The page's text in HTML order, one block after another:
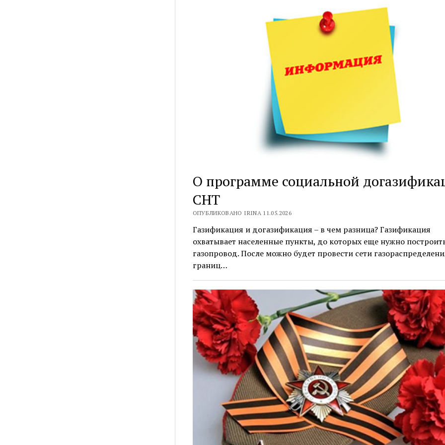
О программе социальной
СНТ
ОПУБЛИКОВАНО IRINA 11.05.2026
Газификация и догазификация – в чем разница? Газификация
охватывает населенные пункты, до которых еще нужно
газопровод. После можно будет провести сети
границ…